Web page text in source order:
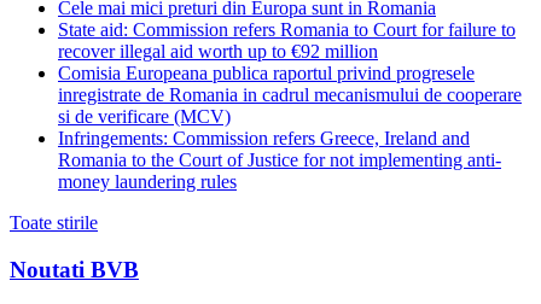
Cele mai mici preturi din Europa sunt in Romania
State aid: Commission refers Romania to Court for failure to
recover illegal aid worth up to €92 million
Comisia Europeana publica raportul privind progresele
inregistrate de Romania in cadrul mecanismului de cooperare
si de verificare (MCV)
Infringements: Commission refers Greece, Ireland and
Romania to the Court of Justice for not implementing anti-
money laundering rules
Toate stirile
Noutati BVB